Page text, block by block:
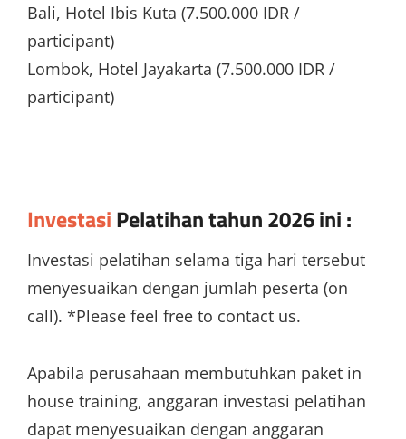
Bali, Hotel Ibis Kuta (7.500.000 IDR /
participant)
Lombok, Hotel Jayakarta (7.500.000 IDR /
participant)
InvestasiPelatihan tahun 2026 ini :
Investasi pelatihan selama tiga hari tersebut
menyesuaikan dengan jumlah peserta (on
call). *Please feel free to contact us.
Apabila perusahaan membutuhkan paket in
house training, anggaran investasi pelatihan
dapat menyesuaikan dengan anggaran